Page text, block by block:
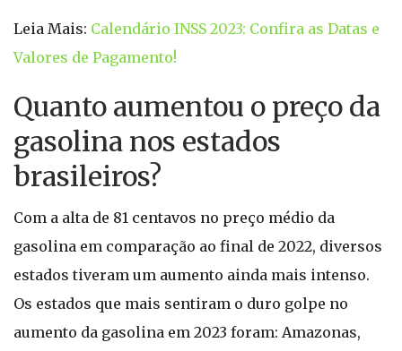
Leia Mais: Calendário INSS 2023: Confira as Datas e
Valores de Pagamento!
Quanto aumentou o preço da
gasolina nos estados
brasileiros?
Com a alta de 81 centavos no preço médio da
gasolina em comparação ao final de 2022, diversos
estados tiveram um aumento ainda mais intenso.
Os estados que mais sentiram o duro golpe no
aumento da gasolina em 2023 foram: Amazonas,